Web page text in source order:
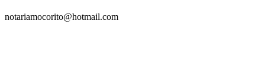
notariamocorito@hotmail.com